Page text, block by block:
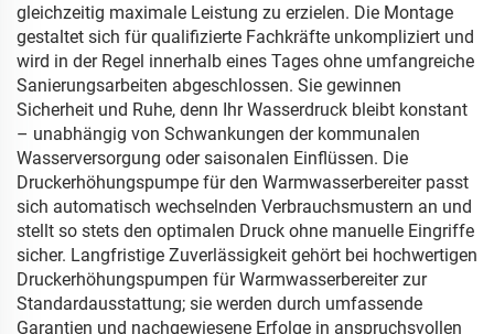
gleichzeitig maximale Leistung zu erzielen. Die Montage
gestaltet sich für qualifizierte Fachkräfte unkompliziert und
wird in der Regel innerhalb eines Tages ohne umfangreiche
Sanierungsarbeiten abgeschlossen. Sie gewinnen
Sicherheit und Ruhe, denn Ihr Wasserdruck bleibt konstant
– unabhängig von Schwankungen der kommunalen
Wasserversorgung oder saisonalen Einflüssen. Die
Druckerhöhungspumpe für den Warmwasserbereiter passt
sich automatisch wechselnden Verbrauchsmustern an und
stellt so stets den optimalen Druck ohne manuelle Eingriffe
sicher. Langfristige Zuverlässigkeit gehört bei hochwertigen
Druckerhöhungspumpen für Warmwasserbereiter zur
Standardausstattung; sie werden durch umfassende
Garantien und nachgewiesene Erfolge in anspruchsvollen